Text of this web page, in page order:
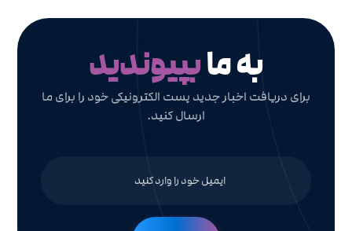
به مابپیوندید
برای دریافت اخبار جدید پست الکترونیکی خود را برای ما
ارسال کنید.